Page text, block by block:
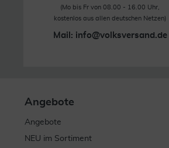
Drücken Sie das
Einzeldosisbehältnis
(Mo bis Fr von 08.00 - 16.00 Uhr,
kostenlos aus allen deutschen Netzen)
Mail: info@volksversand.de
Angebote
Angebote
NEU im Sortiment